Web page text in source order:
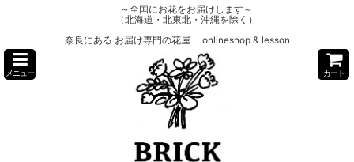
～全国にお花をお届けします～
（北海道・北東北・沖縄を除く）
奈良にある お届け専門の花屋 onlineshop & lesson
メニュー カート